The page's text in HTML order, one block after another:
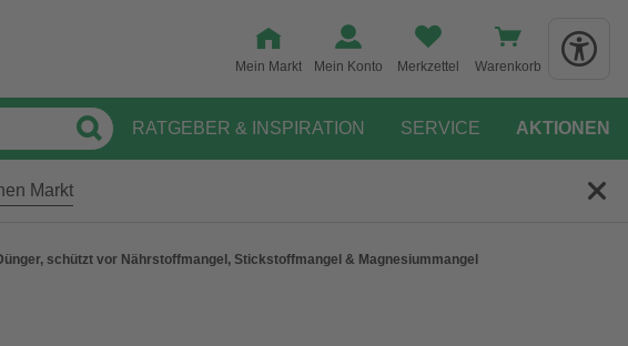
Mein Markt Mein Konto Merkzettel Warenkorb
RATGEBER & INSPIRATION SERVICE AKTIONEN
Markt
schützt vor Nährstoffmangel, Stickstoffmangel & Magnesiummangel